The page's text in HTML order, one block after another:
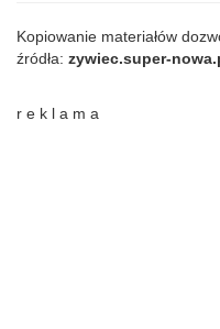
Kopiowanie materiałów
źródła: zywiec.super-
r e k l a m a